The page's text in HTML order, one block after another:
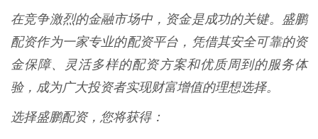
在竞争激烈的金融市场中，资金是成功的关键。盛鹏
配资作为一家专业的配资平台，凭借其安全可靠的资
金保障、灵活多样的配资方案和优质周到的服务体
验，成为广大投资者实现财富增值的理想选择。
选择盛鹏配资，您将获得：